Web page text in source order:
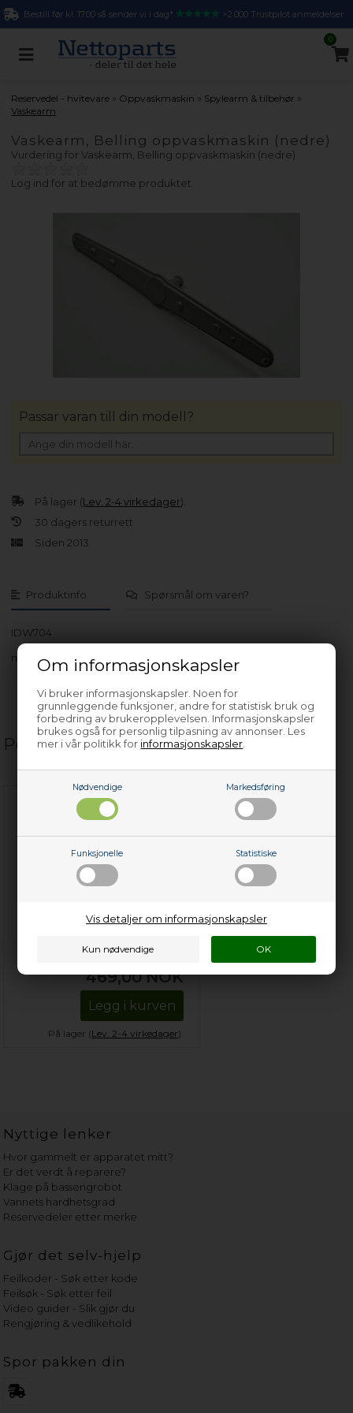
Om informasjonskapsler
Vi bruker informasjonskapsler. Noen for
grunnleggende funksjoner, andre for statistisk bruk og
forbedring av brukeropplevelsen. Informasjonskapsler
brukes også for personlig tilpasning av annonser. Les
mer i vår politikk for informasjonskapsler
Nødvendige Markedsføring
Funksjonelle Statistiske
Vis detaljer om informasjonskapsler
Bestill før kl. 17.00 så sender vi i dag* >2.000 Trustpilot anmeldelser
0
Reservedel - hvitevare » Oppvaskmaskin » Spylearm & tilbehør »
Vaskearm
Vaskearm, Belling oppvaskmaskin (nedre)
Vurdering forVaskearm, Belling oppvaskmaskin (nedre)
Log ind for at bedømme produktet
Produktinfo Spørsmål om varen?
IDW704
med flere…
På lager (Lev. 2-4 virkedager).
30 dagers returrett
Siden 2013
Passar varan till din modell?
Populære relaterte produkter
Avkalkningsenhet,
469,00 NOK
Legg i kurven
På lager (Lev. 2-4 virkedager).
Nyttige lenker
Hvor gammelt er apparatet mitt?
Er det verdt å reparere?
Klage på bassengrobot
Vannets hardhetsgrad
Reservedeler etter merke
Gjør det selv-hjelp
Feilkoder - Søk etter kode
Feilsøk - Søk etter feil
Video guider - Slik gjør du
Rengjøring & vedlikehold
Spor pakken din